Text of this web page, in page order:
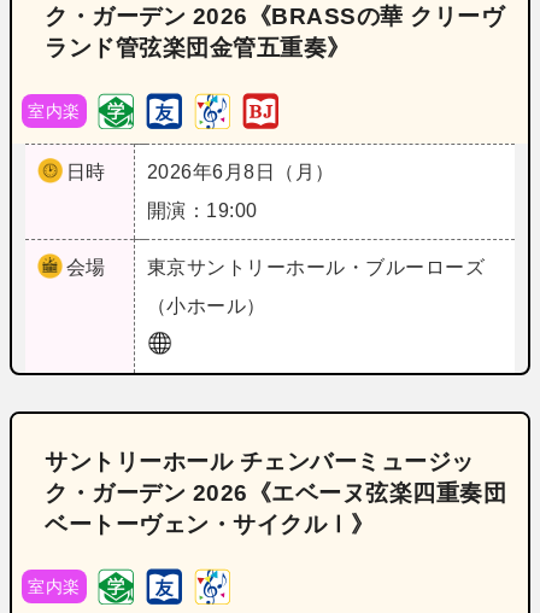
ク・ガーデン 2026《BRASSの華 クリーヴ
ランド管弦楽団金管五重奏》
室内楽
日時
2026年6月8日（月）
開演：19:00
会場 東京サントリーホール・ブルーローズ
（小ホール）
サントリーホール チェンバーミュージッ
ク・ガーデン 2026《エベーヌ弦楽四重奏団
ベートーヴェン・サイクルⅠ》
室内楽